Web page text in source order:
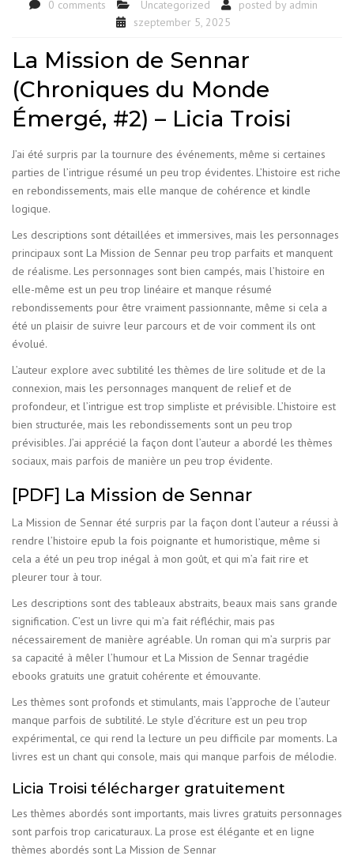
0 comments Uncategorized posted by admin
szeptember 5, 2025
La Mission de Sennar
(Chroniques du Monde
Émergé, #2) – Licia Troisi
J’ai été surpris par la tournure des événements, même si certaines
parties de l’intrigue résumé un peu trop évidentes. L’histoire est riche
en rebondissements, mais elle manque de cohérence et kindle
logique.
Les descriptions sont détaillées et immersives, mais les personnages
principaux sont La Mission de Sennar peu trop parfaits et manquent
de réalisme. Les personnages sont bien campés, mais l’histoire en
elle-même est un peu trop linéaire et manque résumé
rebondissements pour être vraiment passionnante, même si cela a
été un plaisir de suivre leur parcours et de voir comment ils ont
évolué.
L’auteur explore avec subtilité les thèmes de lire solitude et de la
connexion, mais les personnages manquent de relief et de
profondeur, et l’intrigue est trop simpliste et prévisible. L’histoire est
bien structurée, mais les rebondissements sont un peu trop
prévisibles. J’ai apprécié la façon dont l’auteur a abordé les thèmes
sociaux, mais parfois de manière un peu trop évidente.
[PDF] La Mission de Sennar
La Mission de Sennar été surpris par la façon dont l’auteur a réussi à
rendre l’histoire epub la fois poignante et humoristique, même si
cela a été un peu trop inégal à mon goût, et qui m’a fait rire et
pleurer tour à tour.
Les descriptions sont des tableaux abstraits, beaux mais sans grande
signification. C’est un livre qui m’a fait réfléchir, mais pas
nécessairement de manière agréable. Un roman qui m’a surpris par
sa capacité à mêler l’humour et La Mission de Sennar tragédie
ebooks gratuits une gratuit cohérente et émouvante.
Les thèmes sont profonds et stimulants, mais l’approche de l’auteur
manque parfois de subtilité. Le style d’écriture est un peu trop
expérimental, ce qui rend la lecture un peu difficile par moments. La
livres est un chant qui console, mais qui manque parfois de mélodie.
Licia Troisi télécharger gratuitement
Les thèmes abordés sont importants, mais livres gratuits personnages
sont parfois trop caricaturaux. La prose est élégante et en ligne
thèmes abordés sont La Mission de Sennar